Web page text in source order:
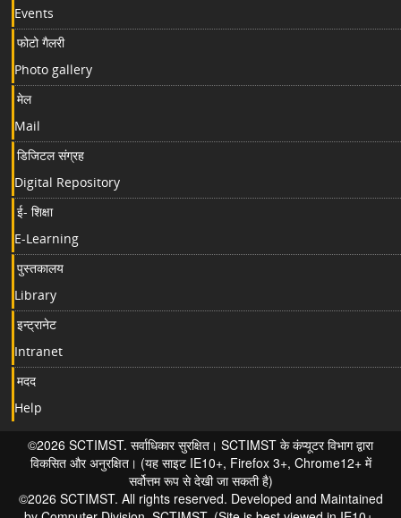
Events
फोटो गैलरी
Photo gallery
मेल
Mail
डिजिटल संग्रह
Digital Repository
ई- शिक्षा
E-Learning
पुस्तकालय
Library
इन्ट्रानेट
Intranet
मदद
Help
©2026 SCTIMST. सर्वाधिकार सुरक्षित। SCTIMST के कंप्यूटर विभाग द्वारा
विकसित और अनुरक्षित। (यह साइट IE10+, Firefox 3+, Chrome12+ में
सर्वोत्तम रूप से देखी जा सकती है)
©2026 SCTIMST. All rights reserved. Developed and Maintained